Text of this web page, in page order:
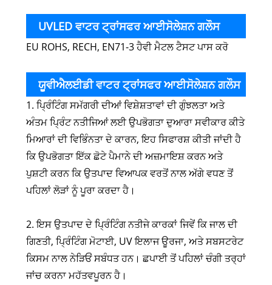
UVLED ਵਾਟਰ ਟ੍ਰਾਂਸਫਰ ਆਈਸੋਲੇਸ਼ਨ ਗਲੌਸ
ਆਇਲ ਦੀ ਵਾਤਾਵਰਣ ਸੁਰੱਖਿਆ ਜਾਂਚ
EU ROHS, RECH, EN71-3 ਹੈਵੀ ਮੈਟਲ ਟੈਸਟ ਪਾਸ ਕਰੋ
ਯੂਵੀਐਲਈਡੀ ਵਾਟਰ ਟ੍ਰਾਂਸਫਰ ਆਈਸੋਲੇਸ਼ਨ ਗਲੌਸ
ਆਇਲ ਲਈ ਸਾਵਧਾਨੀਆਂ
1. ਪ੍ਰਿੰਟਿੰਗ ਸਮੱਗਰੀ ਦੀਆਂ ਵਿਸ਼ੇਸ਼ਤਾਵਾਂ ਦੀ ਗੁੰਝਲਤਾ ਅਤੇ
ਅੰਤਮ ਪ੍ਰਿੰਟ ਨਤੀਜਿਆਂ ਲਈ ਉਪਭੋਗਤਾ ਦੁਆਰਾ ਸਵੀਕਾਰ ਕੀਤੇ
ਮਿਆਰਾਂ ਦੀ ਵਿਭਿੰਨਤਾ ਦੇ ਕਾਰਨ, ਇਹ ਸਿਫਾਰਸ਼ ਕੀਤੀ ਜਾਂਦੀ ਹੈ
ਕਿ ਉਪਭੋਗਤਾ ਇੱਕ ਛੋਟੇ ਪੈਮਾਨੇ ਦੀ ਅਜ਼ਮਾਇਸ਼ ਕਰਨ ਅਤੇ
ਪੁਸ਼ਟੀ ਕਰਨ ਕਿ ਉਤਪਾਦ ਵਿਆਪਕ ਵਰਤੋਂ ਨਾਲ ਅੱਗੇ ਵਧਣ ਤੋਂ
ਪਹਿਲਾਂ ਲੋੜਾਂ ਨੂੰ ਪੂਰਾ ਕਰਦਾ ਹੈ।
2. ਇਸ ਉਤਪਾਦ ਦੇ ਪ੍ਰਿੰਟਿੰਗ ਨਤੀਜੇ ਕਾਰਕਾਂ ਜਿਵੇਂ ਕਿ ਜਾਲ ਦੀ
ਗਿਣਤੀ, ਪ੍ਰਿੰਟਿੰਗ ਮੋਟਾਈ, UV ਇਲਾਜ ਊਰਜਾ, ਅਤੇ ਸਬਸਟਰੇਟ
ਕਿਸਮ ਨਾਲ ਨੇੜਿਓਂ ਸਬੰਧਤ ਹਨ। ਛਪਾਈ ਤੋਂ ਪਹਿਲਾਂ ਚੰਗੀ ਤਰ੍ਹਾਂ
ਜਾਂਚ ਕਰਨਾ ਮਹੱਤਵਪੂਰਨ ਹੈ।